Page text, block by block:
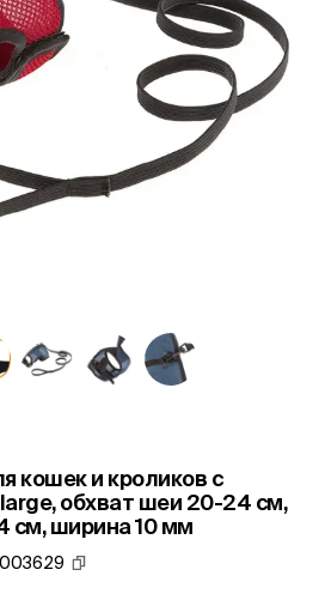
кошек и кроликов с
обхват шеи 20-24 см,
см, ширина 10 мм